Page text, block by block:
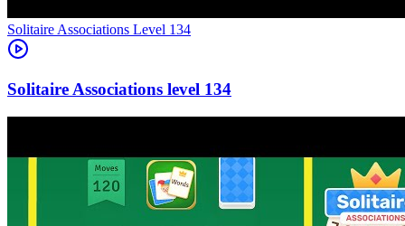
Level 134
134